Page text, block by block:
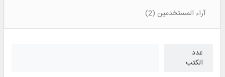
آراء المستخدمين (2)
عدد
الكتب